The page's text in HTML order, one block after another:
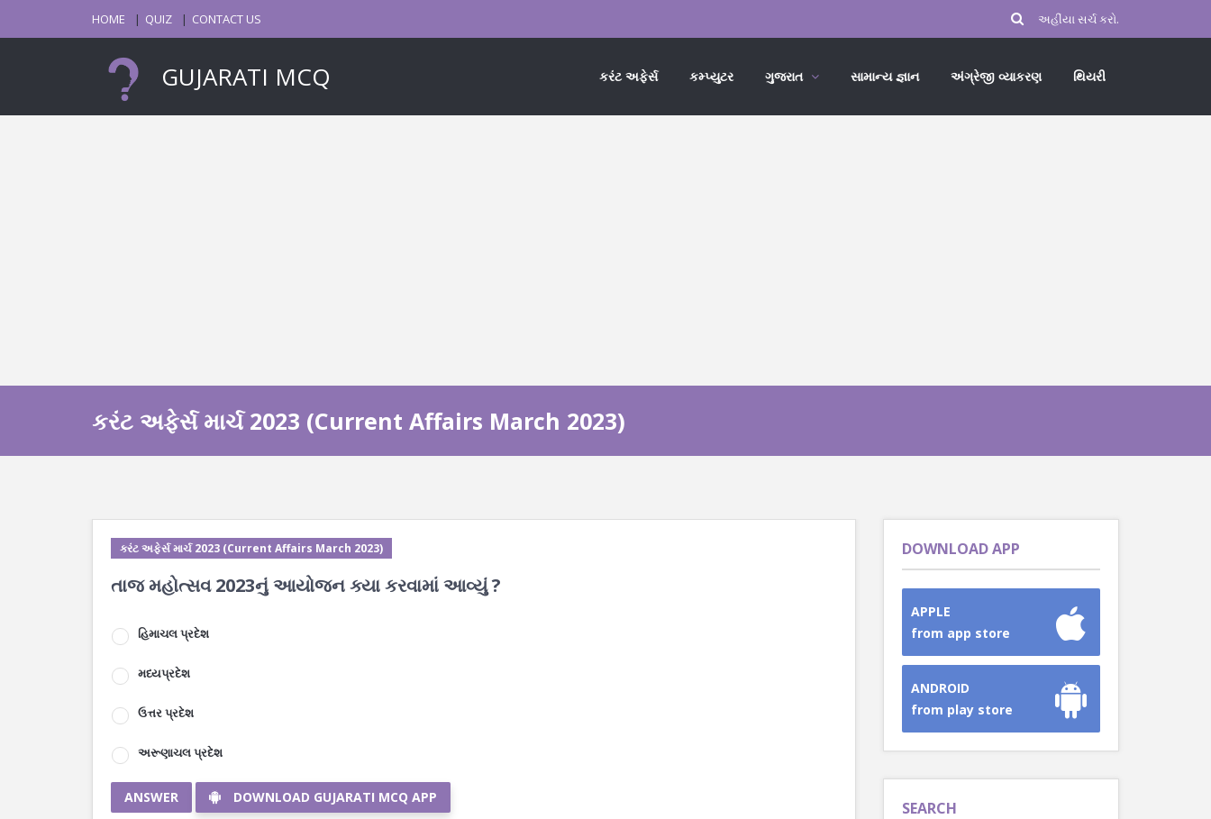
HOME QUIZ CONTACT US
GUJARATI MCQ કરંટ અફેર્સ કમ્પ્યુટર ગુજરાત સામાન્ય જ્ઞાન અંગ્રેજી વ્યાકરણ થિયરી
કરંટ અફેર્સ માર્ચ 2023 (Current Affairs March 2023)
કરંટ અફેર્સ માર્ચ 2023 (Current Affairs March 2023)
તાજ મહોત્સવ 2023નું આયોજન ક્યા કરવામાં આવ્યું ?
હિમાચલ પ્રદેશ
મધ્યપ્રદેશ
ઉત્તર પ્રદેશ
અરૂણાચલ પ્રદેશ
ANSWER DOWNLOAD GUJARATI MCQ APP
DOWNLOAD APP
APPLE
from app store
ANDROID
from play store
SEARCH